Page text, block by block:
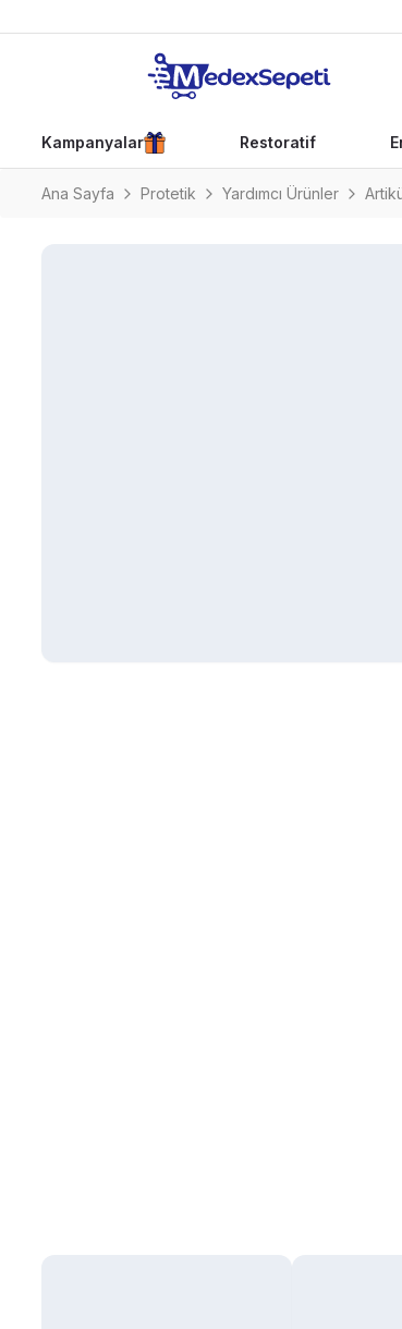
Kampanyalar Restoratif
Ana Sayfa Protetik Yardımcı Ürünler